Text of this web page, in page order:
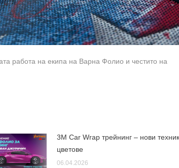
работа на екипа на Варна Фолио и честито на
3M Car Wrap трейнинг – нови
цветове
06.04.2026